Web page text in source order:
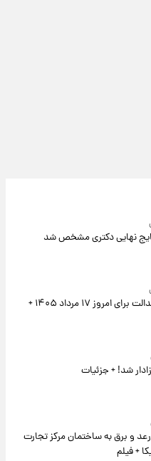
نهایی دکتری مشخص شد
ارزش سهام عدالت برای امروز ۱۷ مرداد ۱۴۰۵ +
شد! + جزئیات
و برق به ساختمان مرکز تجارت
+ فیلم